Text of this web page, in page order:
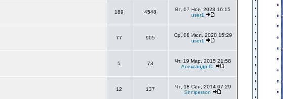
189 4548
Вт, 07 Ноя, 2023 16:15
user1
77 905
Ср, 08 Июл, 2020 15:29
user1
5 73
Чт, 19 Мар, 2015 21:58
Александр С.
12 137
Чт, 18 Сен, 2014 07:29
Shniperson